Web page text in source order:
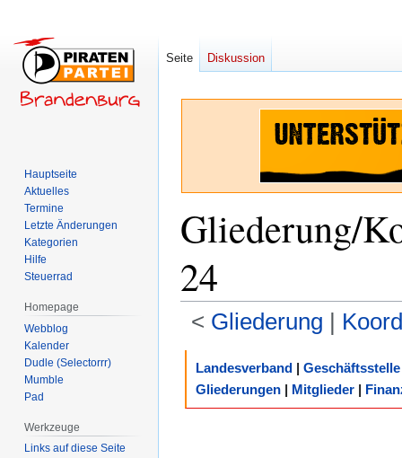
Gliederung/
24
< Gliederung ‎ |
springen
springen
Landesverband | Geschäftsstelle
Gliederungen | Mitglieder |
Seite Diskussion
Hauptseite
Aktuelles
Termine
Letzte Änderungen
Kategorien
Hilfe
Steuerrad
Homepage
Webblog
Kalender
Dudle (Selectorrr)
Mumble
Pad
Werkzeuge
Links auf diese Seite